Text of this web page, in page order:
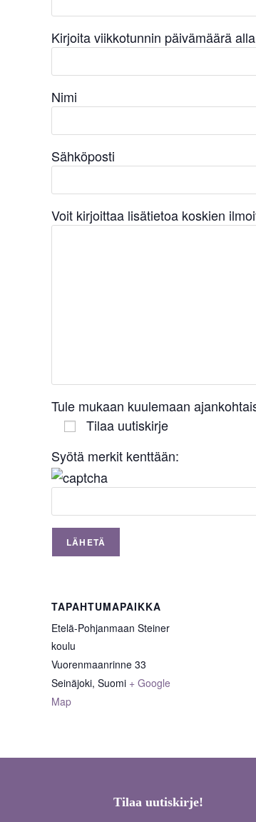
Kirjoita viikkotunnin päivämäärä
Nimi
Sähköposti
Voit kirjoittaa lisätietoa koskien
Tule mukaan kuulemaan
Tilaa uutiskirje
Syötä merkit kenttään:
TAPAHTUMAPAIKKA
Etelä-Pohjanmaan Steiner
koulu
Vuorenmaanrinne 33
Seinäjoki, Suomi + Google
Map
Tilaa uutiskirje!